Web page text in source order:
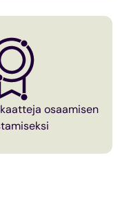
osaamisen